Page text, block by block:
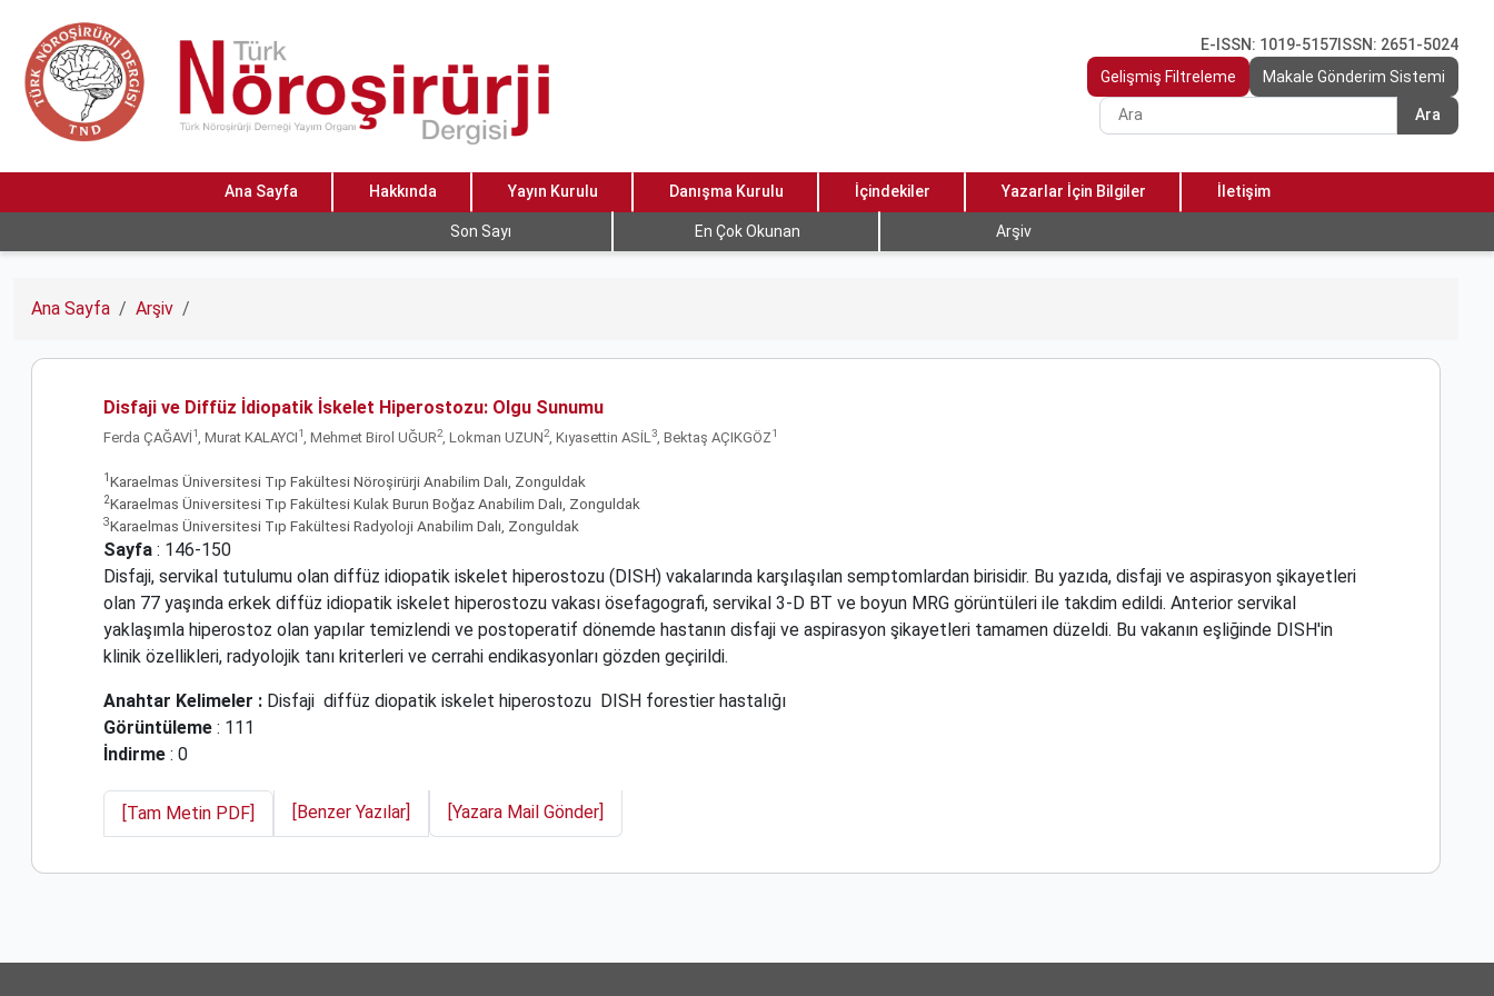
E-ISSN: 1019-5157 ISSN: 2651-5024
Gelişmiş Filtreleme
Makale Gönderim Sistemi
Ara
Ana Sayfa Hakkında Yayın Kurulu Danışma Kurulu İçindekiler Yazarlar İçin Bilgiler İletişim
Son Sayı En Çok Okunan Arşiv
Ana Sayfa Arşiv
Disfaji ve Diffüz İdiopatik İskelet Hiperostozu: Olgu Sunumu
Ferda ÇAĞAVİ1 , Murat KALAYCI1 , Mehmet Birol UĞUR2, Lokman UZUN2, Kıyasettin ASİL 3 , Bektaş AÇIKGÖZ1
1 Karaelmas Üniversitesi Tıp Fakültesi Nöroşirürji Anabilim Dalı, Zonguldak
2Karaelmas Üniversitesi Tıp Fakültesi Kulak Burun Boğaz Anabilim Dalı, Zonguldak
3Karaelmas Üniversitesi Tıp Fakültesi Radyoloji Anabilim Dalı, Zonguldak
Sayfa : 146-150
Disfaji, servikal tutulumu olan diffüz idiopatik iskelet hiperostozu (DISH) vakalarında karşılaşılan semptomlardan birisidir. Bu yazıda, disfaji ve aspirasyon şikayetleri
olan 77 yaşında erkek diffüz idiopatik iskelet hiperostozu vakası ösefagografi, servikal 3-D BT ve boyun MRG görüntüleri ile takdim edildi. Anterior servikal
yaklaşımla hiperostoz olan yapılar temizlendi ve postoperatif dönemde hastanın disfaji ve aspirasyon şikayetleri tamamen düzeldi. Bu vakanın eşliğinde DISH'in
klinik özellikleri, radyolojik tanı kriterleri ve cerrahi endikasyonları gözden geçirildi.
Anahtar Kelimeler : Disfaji diffüz diopatik iskelet hiperostozu DISH forestier hastalığı
Görüntüleme : 111
İndirme : 0
[Tam Metin PDF] [Benzer Yazılar] [Yazara Mail Gönder]